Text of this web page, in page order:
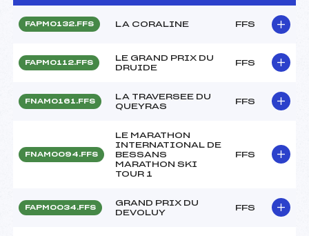
FAPM0132.FFS LA CORALINE FFS
FAPM0112.FFS
LE GRAND PRIX DU
DRUIDE
FFS
FNAM0161.FFS
LA TRAVERSEE DU
QUEYRAS
FFS
FNAM0094.FFS
LE MARATHON
INTERNATIONAL DE
BESSANS
MARATHON SKI
TOUR 1
FFS
FAPM0034.FFS
GRAND PRIX DU
DEVOLUY
FFS